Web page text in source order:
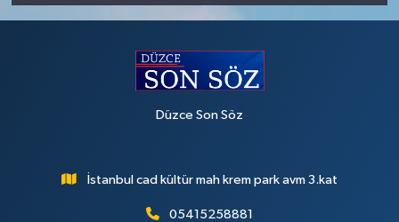
Düzce Son Söz
İstanbul cad kültür mah krem park avm 3.kat
05415258881